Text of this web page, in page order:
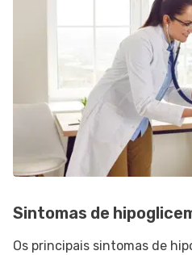
Sintomas de
Os principais sintomas de